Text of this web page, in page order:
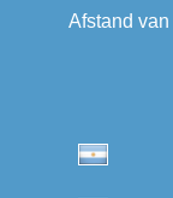
Afstand van